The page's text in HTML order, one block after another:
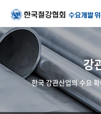
강
한국 강관산업의 수요